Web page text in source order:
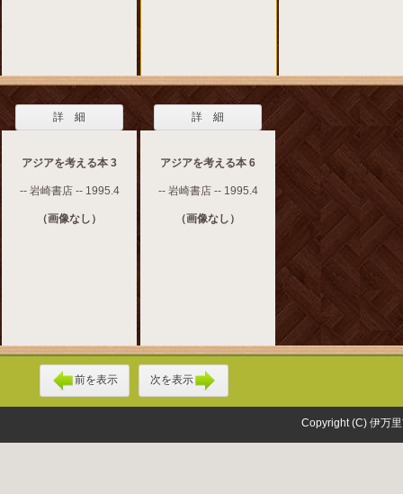
詳 細
アジアを考える本 3
-- 岩崎書店 -- 1995.4
（画像なし）
詳 細
アジアを考える本 6
-- 岩崎書店 -- 1995.4
（画像なし）
前を表示 次を表示
Copyright (C) 伊万